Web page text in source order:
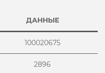
ДАННЫЕ
100020675
2896